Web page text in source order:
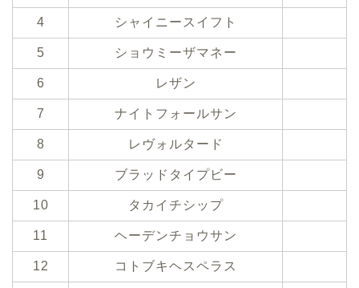
4 シャイニースイフト
5 ショウミーザマネー
6 レザン
7 ナイトフォールサン
8 レヴォルタード
9 ブラッドタイプビー
10 タカイチシップ
11 ヘーデンチョウサン
12 コトブキヘスペラス